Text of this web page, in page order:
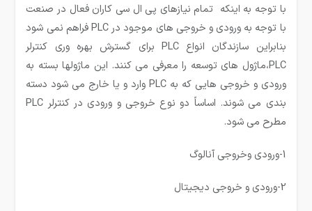
با توجه به اینکه تمام نیازهای پی ال سی کاران فعال در صنعت
با توجه به ورودی و خروجی های موجود در PLC فراهم نمی شود
بنابراین سازندگان انواع PLC برای گسترش بهره ور­ی کنترلر
PLC،ماژول های توسعه را معرفی می کنند. این ماژول­ها بسته به
ورودی و خروجی هایی که به PLC وارد و یا خارج می­ شود دسته
بندی می­ شوند. اساساً دو نوع خروجی و ورودی در کنترلر PLC
مطرح می­ شود.
1-ورودی وخروجی آنالوگ
2-ورودی و خروجی دیجیتال